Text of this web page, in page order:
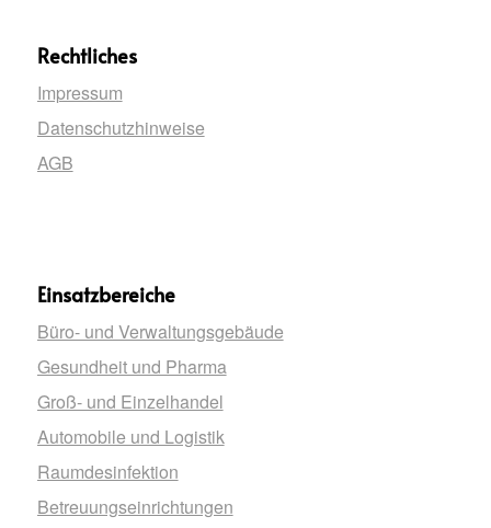
Rechtliches
Impressum
Datenschutzhinweise
AGB
Einsatzbereiche
Büro- und Verwaltungsgebäude
Gesundheit und Pharma
Groß- und Einzelhandel
Automobile und Logistik
Raumdesinfektion
Betreuungseinrichtungen